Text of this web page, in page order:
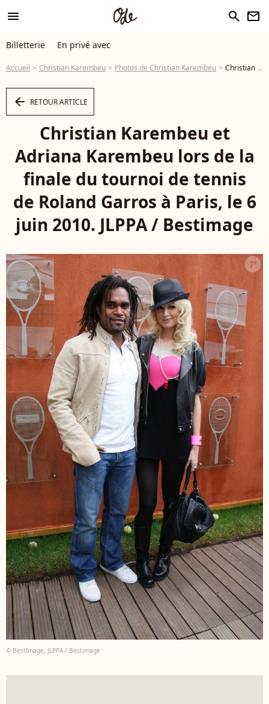
menu search newsletter
Billetterie En privé avec
Accueil Christian Karembeu Photos de Christian Karembeu Christian Karembeu et Adriana Karembeu lors de la finale du tournoi de tennis de Roland Garros à Paris, le 6 juin 2010. JLPPA / Bestimage - Photo
arrow_left RETOUR ARTICLE
Christian Karembeu et
Adriana Karembeu lors de la
finale du tournoi de tennis
de Roland Garros à Paris, le 6
juin 2010. JLPPA / Bestimage
© BestImage, JLPPA / Bestimage